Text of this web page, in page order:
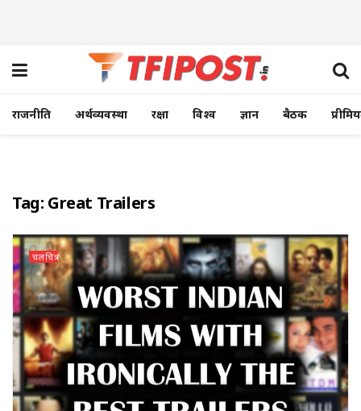
राजनीति अर्थव्यवस्था रक्षा विश्व ज्ञान बैठक
Tag: Great Trailers
चलचित्र